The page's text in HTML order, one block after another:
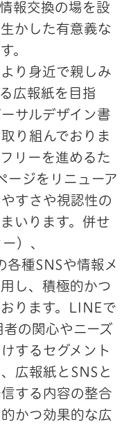
報交換の場を設
かした有意義な
。
り身近で親しみ
広報紙を目指
サルデザイン書
り組んでおりま
リーを進めるた
ージをリニューア
すさや視認性の
いります。併せ
）、
種SNSや情報メ
し、積極的かつ
ります。LINEで
の関心やニーズ
するセグメント
広報紙とSNSと
する内容の整合
かつ効果的な広